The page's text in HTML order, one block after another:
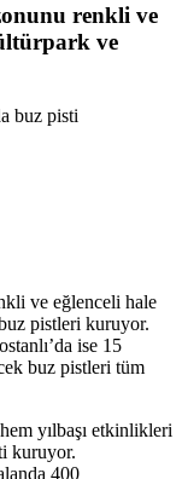
renkli ve
ve
ve eğlenceli hale
pistleri kuruyor.
ise 15
buz pistleri tüm
yılbaşı etkinlikleri
kuruyor.
400